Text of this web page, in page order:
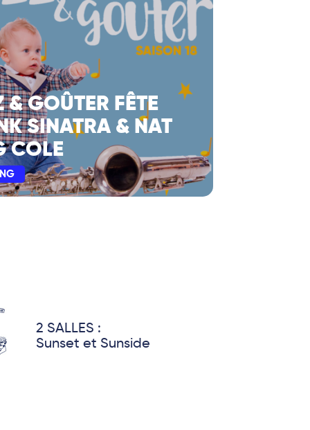
& GOÛTER FÊTE
SINATRA & NAT
COLE
2 SALLES :
Sunset et Sunside